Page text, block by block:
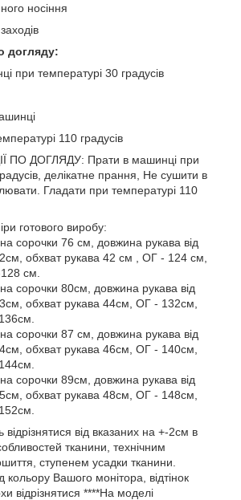
носіння
догляду:
при температурі 30 градусів
110 градусів
ПО ДОГЛЯДУ: Прати в машинці при
делікатне прання, Не сушити в
Гладати при температурі 110
готового виробу:
сорочки 76 см, довжина рукава від
обхват рукава 42 см , ОГ - 124 см,
см.
сорочки 80см, довжина рукава від
обхват рукава 44см, ОГ - 132см,
сорочки 87 см, довжина рукава від
обхват рукава 46см, ОГ - 140см,
сорочки 89см, довжина рукава від
обхват рукава 48см, ОГ - 148см,
від вказаних на +-2см в
тканини, технічним
ступенем усадки тканини.
кольору Вашого монітора, відтінок
відрізнятися ****На моделі